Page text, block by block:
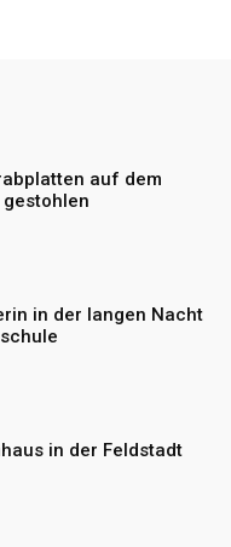
auf dem
in der langen Nacht
in der Feldstadt